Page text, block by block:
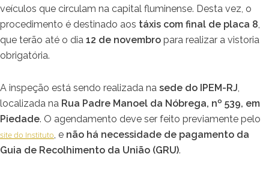
veículos que circulam na capital fluminense. Desta vez, o
procedimento é destinado aos táxis com final de placa 8,
que terão até o dia 12 de novembro para realizar a vistoria
obrigatória.
A inspeção está sendo realizada na sede do IPEM-RJ,
localizada na Rua Padre Manoel da Nóbrega, nº 539, em
Piedade. O agendamento deve ser feito previamente pelo
site do Instituto, e não há necessidade de pagamento da
Guia de Recolhimento da União (GRU).